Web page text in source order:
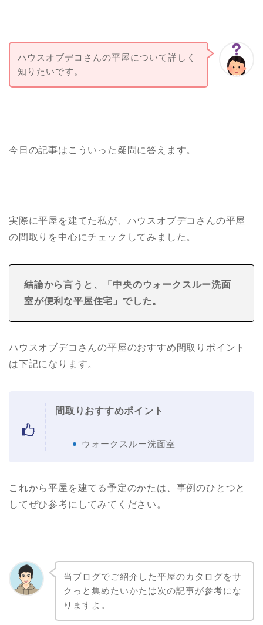
ハウスオブデコさんの平屋について詳しく
知りたいです。
今日の記事はこういった疑問に答えます。
実際に平屋を建てた私が、ハウスオブデコさんの平屋
の間取りを中心にチェックしてみました。
結論から言うと、「中央のウォークスルー洗面
室が便利な平屋住宅 」でした。
ハウスオブデコさんの平屋のおすすめ間取りポイント
は下記になります。
間取りおすすめポイント
ウォークスルー洗面室
これから平屋を建てる予定のかたは、事例のひとつと
してぜひ参考にしてみてください。
当ブログでご紹介した平屋のカタログをサ
クっと集めたいかたは次の記事が参考にな
りますよ。